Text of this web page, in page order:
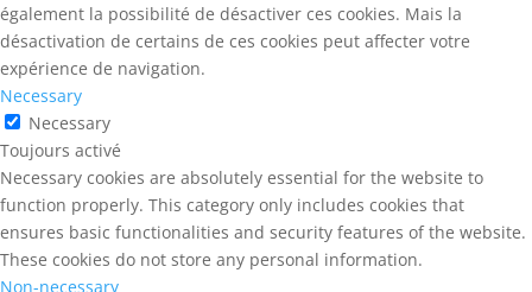
également la possibilité de désactiver ces cookies. Mais la
désactivation de certains de ces cookies peut affecter votre
expérience de navigation.
Necessary
Necessary
Toujours activé
Necessary cookies are absolutely essential for the website to
function properly. This category only includes cookies that
ensures basic functionalities and security features of the website.
These cookies do not store any personal information.
Non-necessary